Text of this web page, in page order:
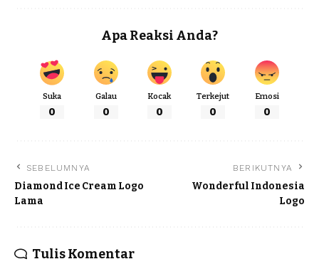
Apa Reaksi Anda?
Suka
0
Galau
0
Kocak
0
Terkejut
0
Emosi
0
SEBELUMNYA
Diamond Ice Cream Logo
Lama
BERIKUTNYA
Wonderful Indonesia
Logo
Tulis Komentar